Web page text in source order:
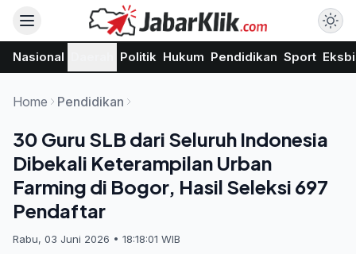
Nasional Politik Hukum Pendidikan Sport
Home Pendidikan
30 Guru SLB dari Seluruh Indonesia
Dibekali Keterampilan Urban
Farming di Bogor, Hasil Seleksi 697
Pendaftar
Rabu, 03 Juni 2026 • 18:18:01 WIB